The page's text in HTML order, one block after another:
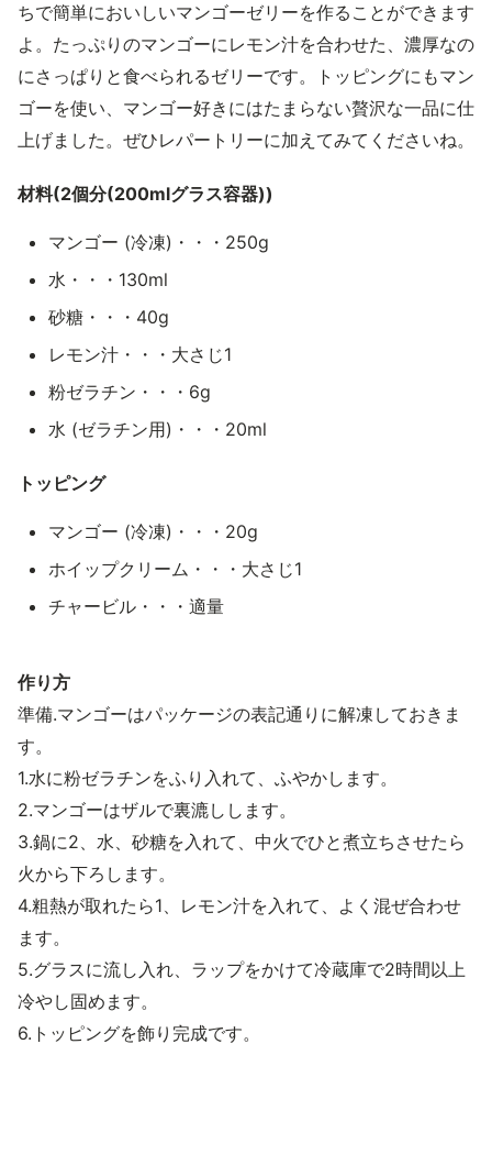
ちで簡単においしいマンゴーゼリーを作ることができます
よ。たっぷりのマンゴーにレモン汁を合わせた、濃厚なの
にさっぱりと食べられるゼリーです。トッピングにもマン
ゴーを使い、マンゴー好きにはたまらない贅沢な一品に仕
上げました。ぜひレパートリーに加えてみてくださいね。
材料(2個分(200mlグラス容器))
マンゴー (冷凍)・・・250g
水・・・130ml
砂糖・・・40g
レモン汁・・・大さじ1
粉ゼラチン・・・6g
水 (ゼラチン用)・・・20ml
トッピング
マンゴー (冷凍)・・・20g
ホイップクリーム・・・大さじ1
チャービル・・・適量
作り方
準備.マンゴーはパッケージの表記通りに解凍しておきま
す。
1.水に粉ゼラチンをふり入れて、ふやかします。
2.マンゴーはザルで裏漉しします。
3.鍋に2、水、砂糖を入れて、中火でひと煮立ちさせたら
火から下ろします。
4.粗熱が取れたら1、レモン汁を入れて、よく混ぜ合わせ
ます。
5.グラスに流し入れ、ラップをかけて冷蔵庫で2時間以上
冷やし固めます。
6.トッピングを飾り完成です。